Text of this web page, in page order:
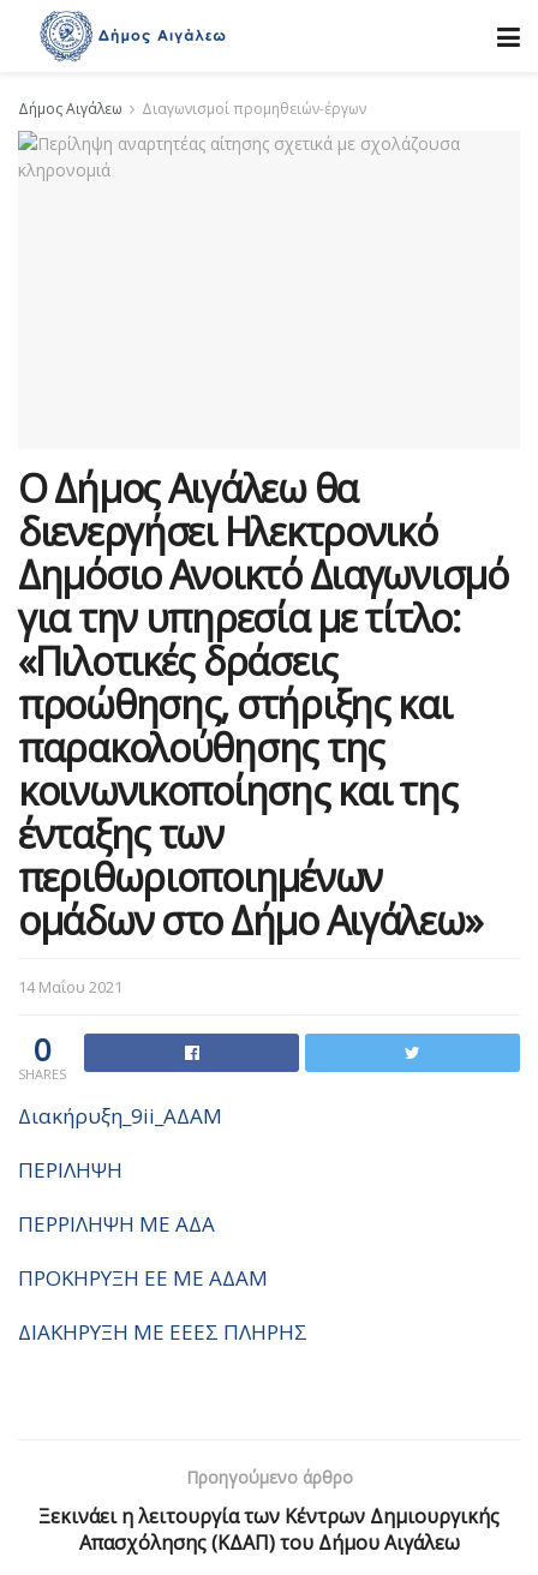
Δήμος Αιγάλεω Διαγωνισμοί προμηθειών-έργων
Ο Δήμος Αιγάλεω θα
διενεργήσει Ηλεκτρονικό
Δημόσιο Ανοικτό Διαγωνισμό
για την υπηρεσία με τίτλο:
«Πιλοτικές δράσεις
προώθησης, στήριξης και
παρακολούθησης της
κοινωνικοποίησης και της
ένταξης των
περιθωριοποιημένων
ομάδων στο Δήμο Αιγάλεω»
14 Μαΐου 2021
0
SHARES
Διακήρυξη_9ii_ΑΔΑΜ
ΠΕΡΙΛΗΨΗ
ΠΕΡΡΙΛΗΨΗ ΜΕ ΑΔΑ
ΠΡΟΚΗΡΥΞΗ ΕΕ ΜΕ ΑΔΑΜ
ΔΙΑΚΗΡΥΞΗ ΜΕ ΕΕΕΣ ΠΛΗΡΗΣ
Προηγούμενο άρθρο
Ξεκινάει η λειτουργία των Κέντρων Δημιουργικής
Απασχόλησης (ΚΔΑΠ) του Δήμου Αιγάλεω